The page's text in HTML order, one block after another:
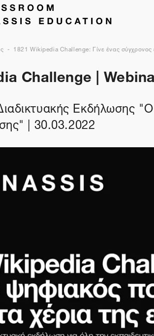
1821 Wikipedia Challenge: Γίνε ένας σύγχρονος
Challenge |
Εκδήλωσης
| 30.03.2022